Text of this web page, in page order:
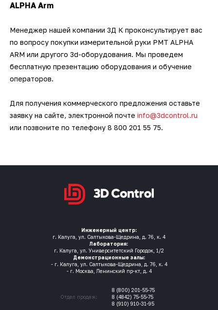
ALPHA Arm
Менеджер нашей компании 3Д К проконсультирует вас
по вопросу покупки измерительной руки PMT ALPHA
ARM или другого 3d-оборудования. Мы проведем
бесплатную презентацию оборудования и обучение
операторов.
Для получения коммерческого предложения оставьте
заявку на сайте, электронной почте info@3dcontrol.ru
или позвоните по телефону 8 800 201 55 75.
Инженерный центр:
г. Калуга, ул. Салтыкова-Щедрина, д. 76, к. 4
Лаборатория:
г. Калуга, ул. Университетский Городок, 1/2
Демонстрационные залы:
- г. Калуга, ул. Салтыкова-Щедрина, д. 76, к. 4
- г. Москва, Ленинский пр-кт, д. 4
Отдел продаж:
8 (800) 201-55-75
8 (4842) 75-55-75
8 (910) 910-31-95